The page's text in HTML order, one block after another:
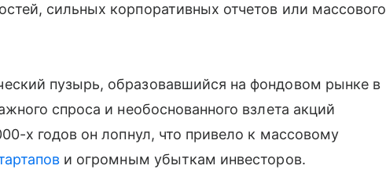
сильных корпоративных отчетов или массового
пузырь, образовавшийся на фондовом рынке в
спроса и необоснованного взлета акций
х годов он лопнул, что привело к массовому
и огромным убыткам инвесторов.